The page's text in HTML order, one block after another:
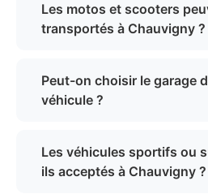
Les motos et scooters
transportés à Chauvigny ?
Peut-on choisir le garage
véhicule ?
Les véhicules sportifs ou
ils acceptés à Chauvigny ?